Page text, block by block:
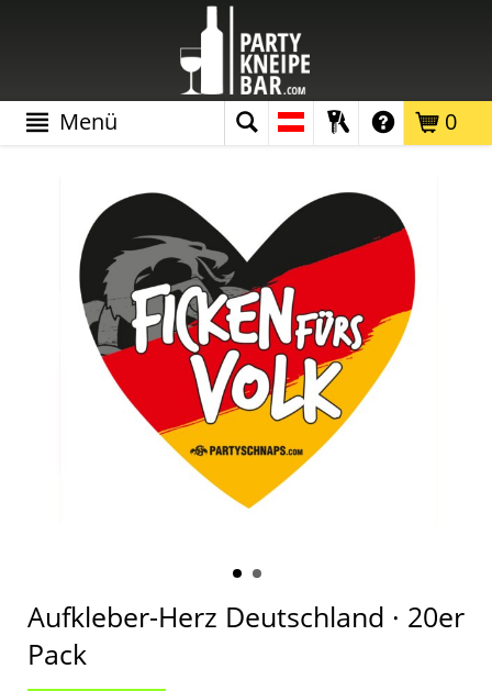
0
Menü
Aufkleber-Herz Deutschland · 20er
Pack